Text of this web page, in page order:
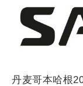
丹麦哥本哈根